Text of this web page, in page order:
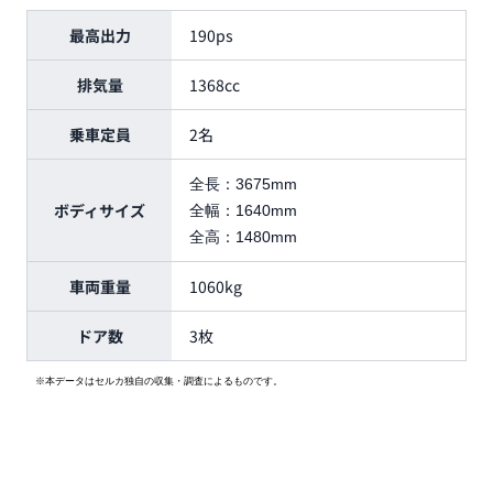
最高出力 190ps
排気量 1368cc
乗車定員 2名
ボディサイズ
全長： 3675mm
全幅： 1640mm
全高： 1480mm
車両重量 1060kg
ドア数 3枚
※本データはセルカ独自の収集・調査によるものです。